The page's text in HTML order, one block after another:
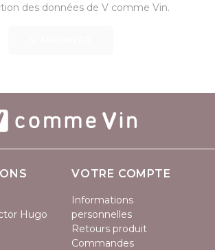
des données de V comme Vin.
Hugo
VOTRE COMPTE
Informations
personnelles
Retours produit
Commandes